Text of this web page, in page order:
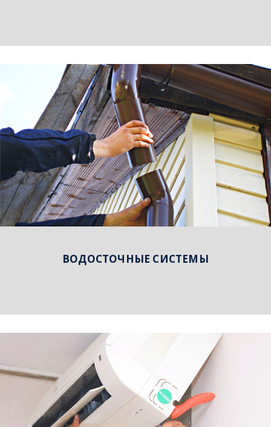
ВОДОСТОЧНЫЕ СИСТЕМЫ